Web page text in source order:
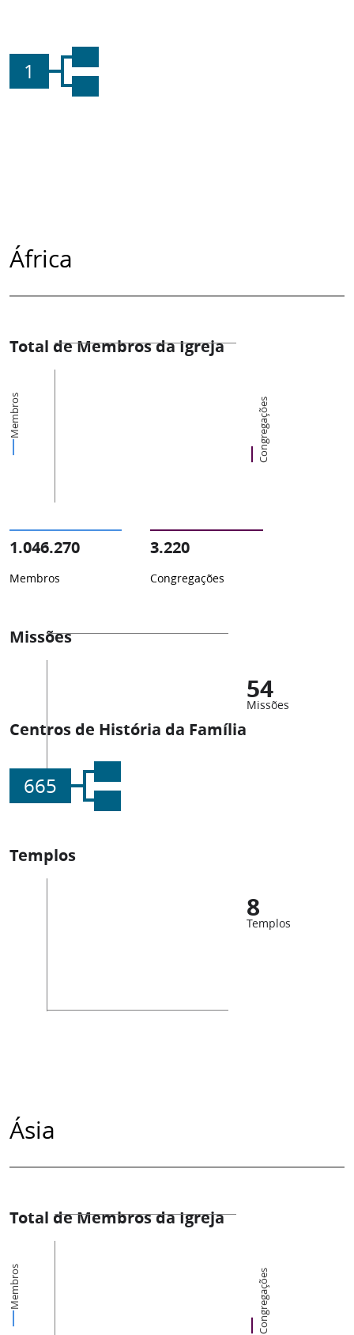
1
África
Total de Membros da Igreja
Membros Congregações
1.046.270
Membros
3.220
Congregações
Missões
54
Missões
Centros de História da Família
665
Templos
8
Templos
Ásia
Total de Membros da Igreja
Membros Congregações